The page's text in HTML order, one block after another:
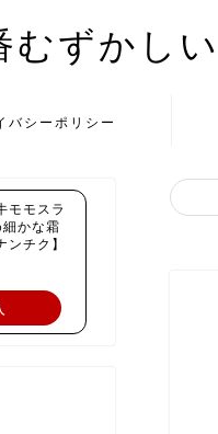
ずかしい
バシーポリシー
モモスラ
かな霜
チク】